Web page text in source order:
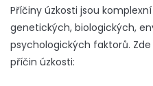
Příčiny úzkosti jsou
genetických, biologických,
psychologických faktorů.
příčin úzkosti: